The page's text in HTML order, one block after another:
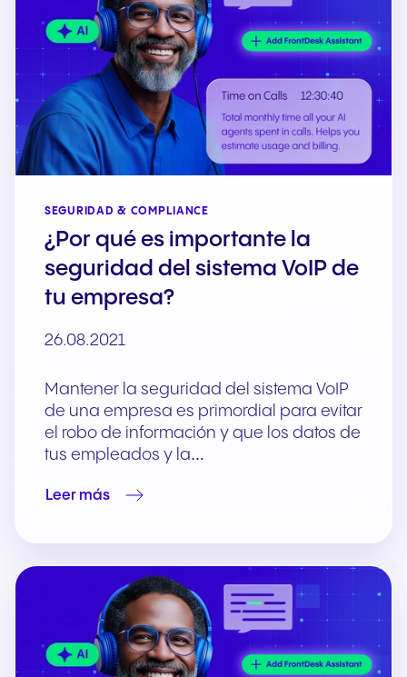
SEGURIDAD & COMPLIANCE
¿Por qué es importante la
seguridad del sistema VoIP de
tu empresa?
26.08.2021
Mantener la seguridad del sistema VoIP
de una empresa es primordial para evitar
el robo de información y que los datos de
tus empleados y la…
Leer más